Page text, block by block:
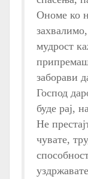
Ономе ко
мудрост
заборави
Господ
буде рај,
Не
чувате,